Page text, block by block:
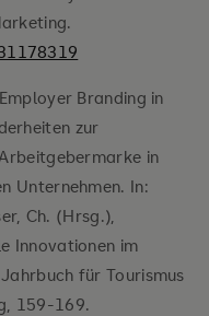
Branding in
zur
in
Unternehmen. In:
Ch. (Hrsg.),
Innovationen im
für Tourismus
159-169.